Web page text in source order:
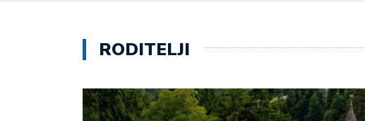
RODITELJI